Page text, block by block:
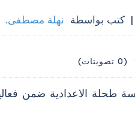
كتب بواسطة نهلة مصطفى.
1
2
3
4
5 (0 تصويتات)
طحلة الاعدادية ضمن